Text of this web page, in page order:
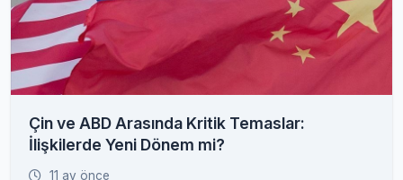
Çin ve ABD Arasında Kritik Temaslar:
İlişkilerde Yeni Dönem mi?
11 ay önce